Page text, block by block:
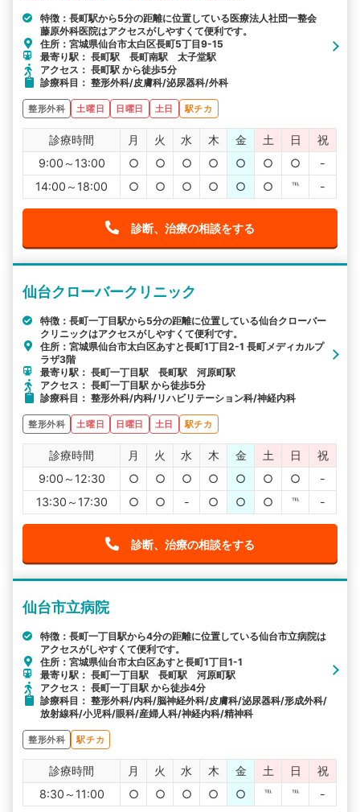
特徴：長町駅から5分の距離に位置している医療法人社団一整会
藤原外科医院はアクセスがしやすくて便利です。
住所：宮城県仙台市太白区長町5丁目9-15
最寄り駅： 長町駅 長町南駅 太子堂駅
アクセス： 長町駅 から徒歩5分
診療科目： 整形外科/皮膚科/泌尿器科/外科
整形外科 土曜日 日曜日 土日 駅チカ
診療時間 月 火 水 木 金 土 日
祝
9:00～13:00
○ ○ ○ ○ ○ ○ ○
-
14:00～18:00
○ ○ ○ ○ ○ ○ ℡ -
診断、治療の相談をする
仙台クローバークリニック
特徴：長町一丁目駅から5分の距離に位置している仙台クローバー
クリニックはアクセスがしやすくて便利です。
住所：宮城県仙台市太白区あすと長町1丁目2-1 長町メディカルプ
ラザ3階
最寄り駅： 長町一丁目駅 長町駅 河原町駅
アクセス： 長町一丁目駅 から徒歩5分
診療科目： 整形外科/内科/リハビリテーション科/神経内科
整形外科 土曜日 日曜日 土日 駅チカ
診療時間 月 火 水 木 金 土 日
祝
9:00～12:30
○ ○ ○ ○ ○ ○ ○
-
13:30～17:30
○ ○ - ○ ○ ○ ℡ -
診断、治療の相談をする
仙台市立病院
特徴：長町一丁目駅から4分の距離に位置している仙台市立病院は
アクセスがしやすくて便利です。
住所：宮城県仙台市太白区あすと長町1丁目1-1
最寄り駅： 長町一丁目駅 長町駅 河原町駅
アクセス： 長町一丁目駅 から徒歩4分
診療科目： 整形外科/内科/脳神経外科/皮膚科/泌尿器科/形成外科/
放射線科/小児科/眼科/産婦人科/神経内科/精神科
整形外科 駅チカ
診療時間 月 火 水 木 金 土 日
祝
8:30～11:00
○ ○ ○ ○ ○ ℡ ℡ -